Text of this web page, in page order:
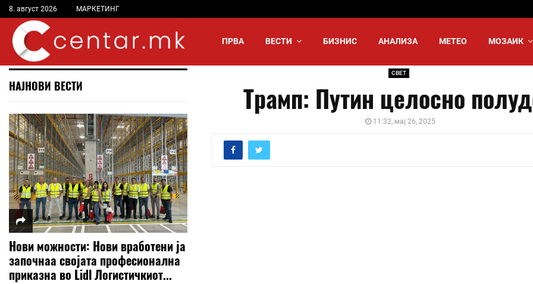
8. август 2026 МАРКЕТИНГ
ПРВА ВЕСТИ БИЗНИС АНАЛИЗА МЕТЕО МОЗАИК
СВЕТ
Трамп: Путин целосно
11:32, мај 26, 2025
НАЈНОВИ ВЕСТИ
Нови можности: Нови вработени ја
започнаа својата професионална
приказна во Lidl Логистичкиот...